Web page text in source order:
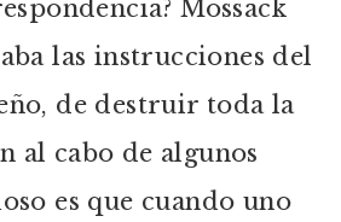
Mossack
las instrucciones del
de destruir toda la
al cabo de algunos
es que cuando uno